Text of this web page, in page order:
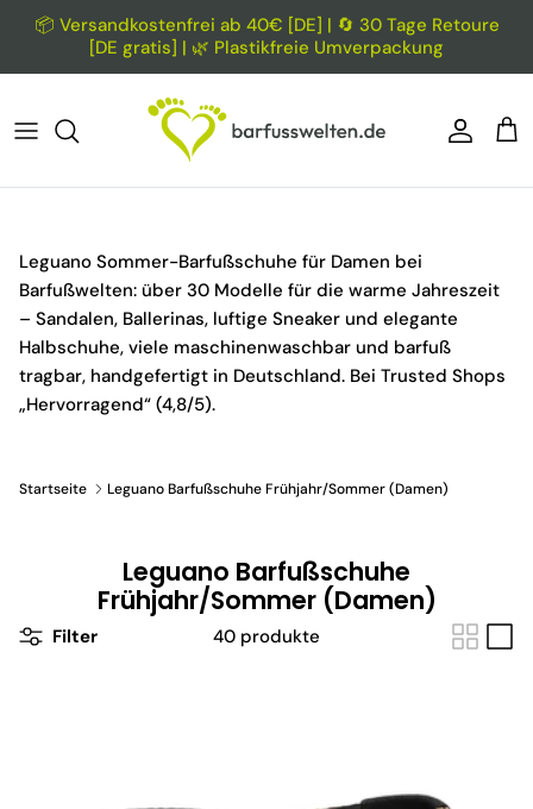
Direkt zum Inhalt
📦 Versandkostenfrei ab 40€ [DE] | 🔄 30 Tage Retoure
[DE gratis] | 🌿 Plastikfreie Umverpackung
Konto
Leguano Sommer-Barfußschuhe für Damen bei
Barfußwelten: über 30 Modelle für die warme Jahreszeit
– Sandalen, Ballerinas, luftige Sneaker und elegante
Halbschuhe, viele maschinenwaschbar und barfuß
tragbar, handgefertigt in Deutschland. Bei Trusted Shops
„Hervorragend“ (4,8/5).
Startseite Leguano Barfußschuhe Frühjahr/Sommer (Damen)
Leguano Barfußschuhe
Frühjahr/Sommer (Damen)
Filter 40 produkte